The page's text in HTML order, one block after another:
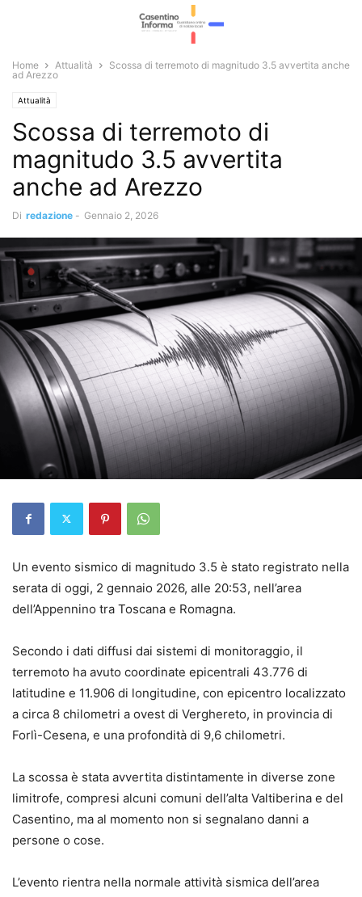
Home Attualità
Scossa di terremoto di magnitudo 3.5 avvertita anche
ad Arezzo
Attualità
Scossa di terremoto di
magnitudo 3.5 avvertita
anche ad Arezzo
Di redazione - Gennaio 2, 2026
Un evento sismico di magnitudo 3.5 è stato registrato nella
serata di oggi, 2 gennaio 2026, alle 20:53, nell’area
dell’Appennino tra Toscana e Romagna.
Secondo i dati diffusi dai sistemi di monitoraggio, il
terremoto ha avuto coordinate epicentrali 43.776 di
latitudine e 11.906 di longitudine, con epicentro localizzato
a circa 8 chilometri a ovest di Verghereto, in provincia di
Forlì-Cesena, e una profondità di 9,6 chilometri.
La scossa è stata avvertita distintamente in diverse zone
limitrofe, compresi alcuni comuni dell’alta Valtiberina e del
Casentino, ma al momento non si segnalano danni a
persone o cose.
L’evento rientra nella normale attività sismica dell’area